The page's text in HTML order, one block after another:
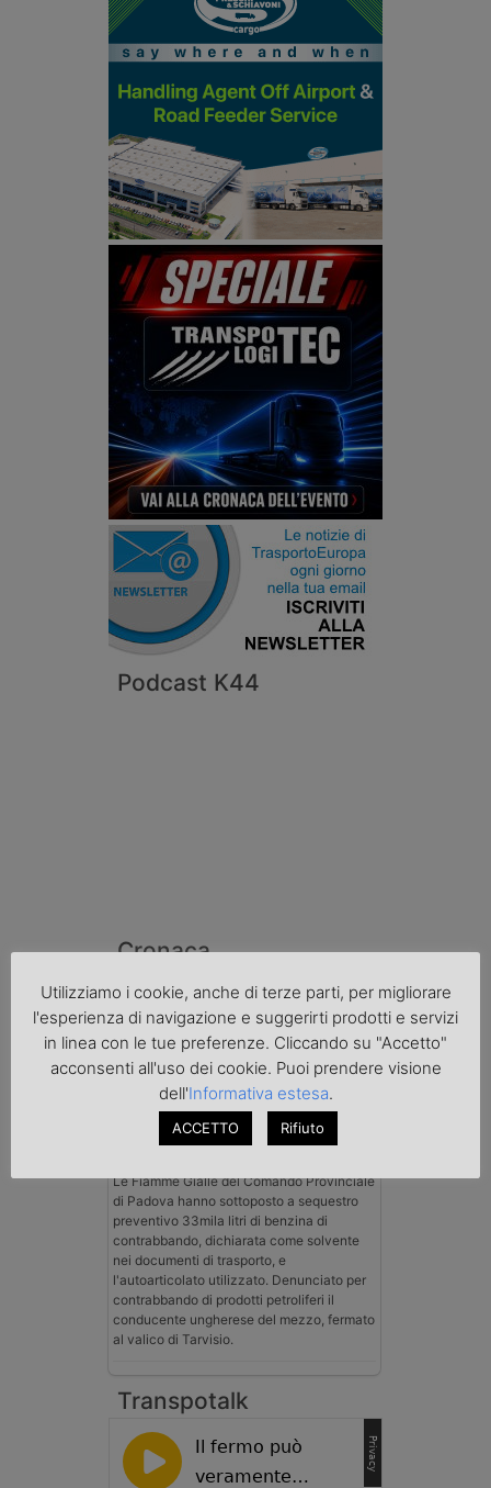
Podcast K44
Cronaca
Benzina spacciata per solvente
Le Fiamme Gialle del Comando Provinciale
di Padova hanno sottoposto a sequestro
preventivo 33mila litri di benzina di
contrabbando, dichiarata come solvente
nei documenti di trasporto, e
l'autoarticolato utilizzato. Denunciato per
contrabbando di prodotti petroliferi il
conducente ungherese del mezzo, fermato
al valico di Tarvisio.
Transpotalk
Utilizziamo i cookie, anche di terze parti, per migliorare
l'esperienza di navigazione e suggerirti prodotti e servizi
in linea con le tue preferenze. Cliccando su "Accetto"
acconsenti all'uso dei cookie. Puoi prendere visione
dell'Informativa estesa.
ACCETTO Rifiuto